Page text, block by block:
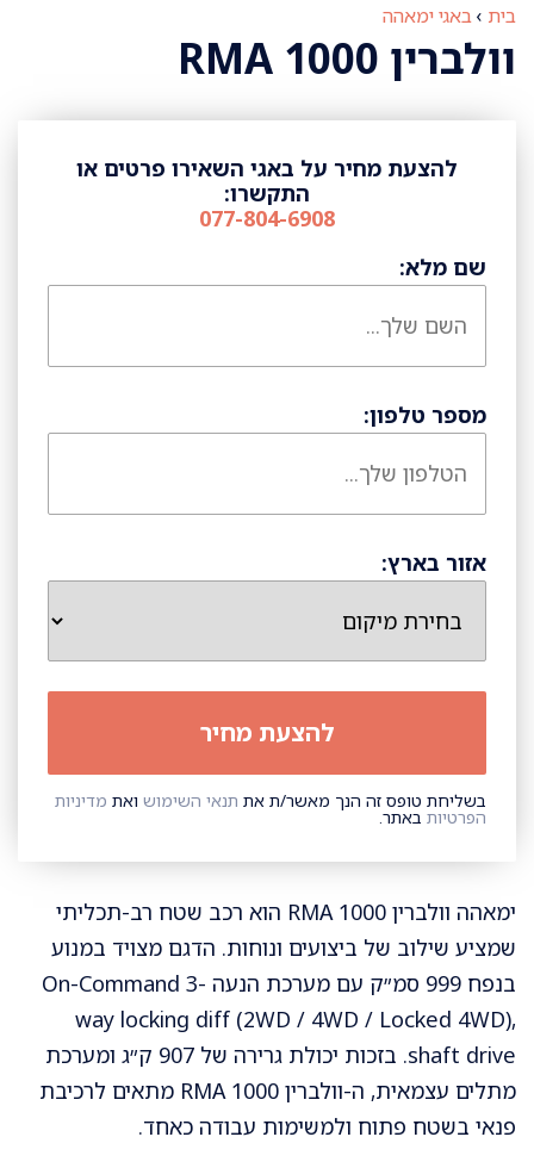
בית ›באגי ימאהה
וולברין RMA 1000
להצעת מחיר על באגי השאירו פרטים או
התקשרו:
077-804-6908
שם מלא:
מספר טלפון:
אזור בארץ:
בשליחת טופס זה הנך מאשר/ת את תנאי השימוש ואת מדיניות
הפרטיות באתר.
ימאהה וולברין RMA 1000 הוא רכב שטח רב-תכליתי
שמציע שילוב של ביצועים ונוחות. הדגם מצויד במנוע
בנפח 999 סמ״ק עם מערכת הנעה On-Command 3-
way locking diff (2WD / 4WD / Locked 4WD),
shaft drive. בזכות יכולת גרירה של 907 ק״ג ומערכת
מתלים עצמאית, ה-וולברין RMA 1000 מתאים לרכיבת
פנאי בשטח פתוח ולמשימות עבודה כאחד.